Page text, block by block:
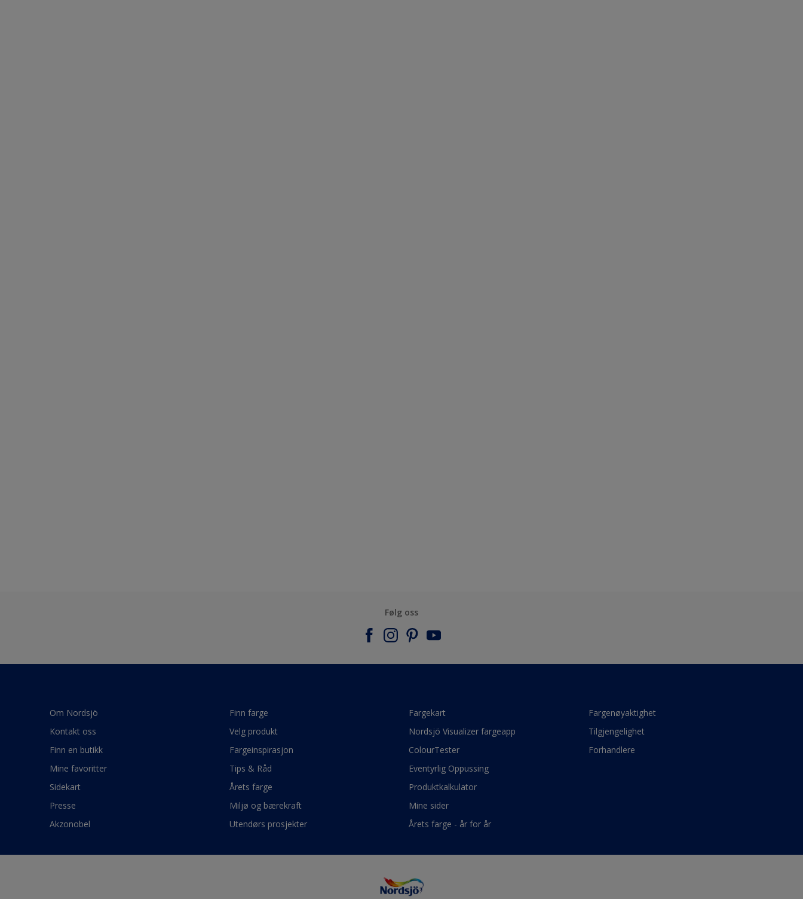
Følg oss
Om Nordsjö
Kontakt oss
Finn en butikk
Mine favoritter
Sidekart
Presse
Akzonobel
Finn farge
Velg produkt
Fargeinspirasjon
Tips & Råd
Årets farge
Miljø og bærekraft
Utendørs prosjekter
Fargekart
Nordsjö Visualizer fargeapp
ColourTester
Eventyrlig Oppussing
Produktkalkulator
Mine sider
Årets farge - år for år
Fargenøyaktighet
Tilgjengelighet
Forhandlere